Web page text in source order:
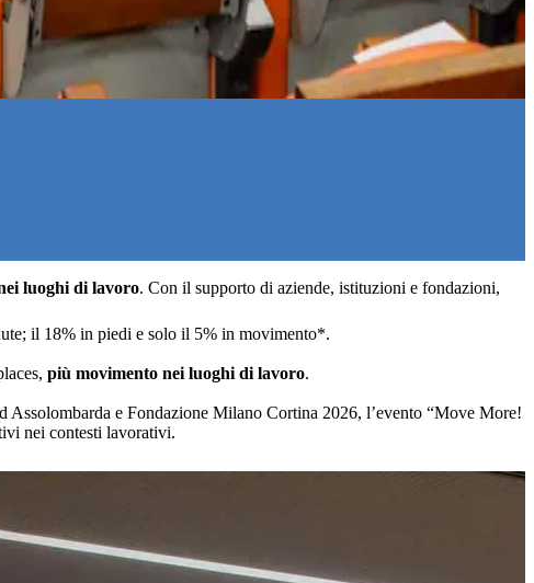
ei luoghi di lavoro. Con il supporto di aziende, istituzioni e fondazioni,
il 18% in piedi e solo il 5% in movimento*.
più movimento nei luoghi di lavoro.
Assolombarda e Fondazione Milano Cortina 2026, l’evento “Move More!
nei contesti lavorativi.